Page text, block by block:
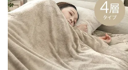
つ
い
て
会